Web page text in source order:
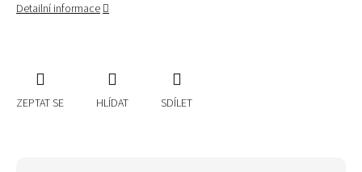
Detailní informace
ZEPTAT SE HLÍDAT SDÍLET